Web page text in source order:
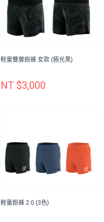
輕量雙層跑褲 女款 (極光黑)
NT $3,000
輕量跑褲 2.0 (3色)